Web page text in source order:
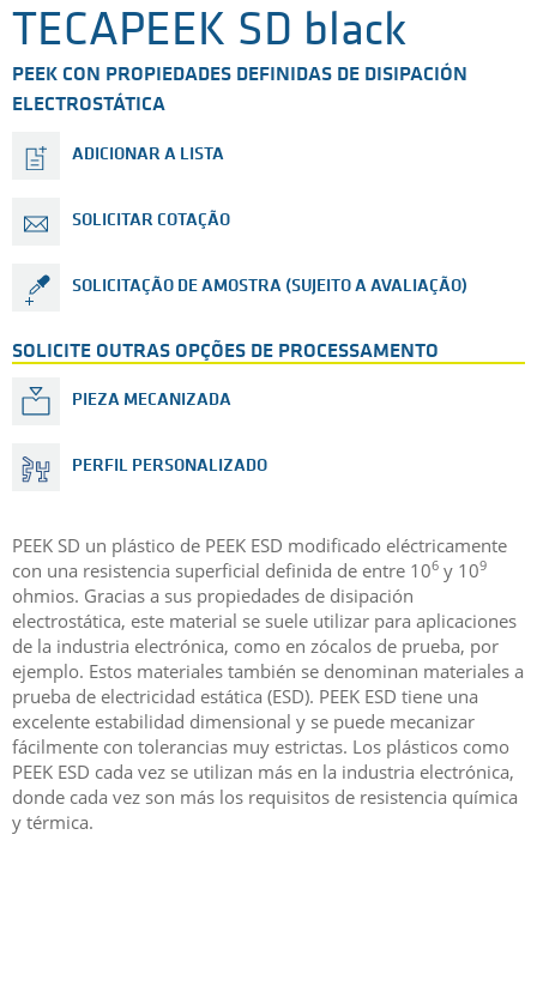
TECAPEEK SD black
PEEK CON PROPIEDADES DEFINIDAS DE DISIPACIÓN
ELECTROSTÁTICA
ADICIONAR A LISTA
SOLICITAR COTAÇÃO
SOLICITAÇÃO DE AMOSTRA (SUJEITO A AVALIAÇÃO)
SOLICITE OUTRAS OPÇÕES DE PROCESSAMENTO
PIEZA MECANIZADA
PERFIL PERSONALIZADO
PEEK SD un plástico de PEEK ESD modificado eléctricamente
con una resistencia superficial definida de entre 106 y 109
ohmios. Gracias a sus propiedades de disipación
electrostática, este material se suele utilizar para aplicaciones
de la industria electrónica, como en zócalos de prueba, por
ejemplo. Estos materiales también se denominan materiales a
prueba de electricidad estática (ESD). PEEK ESD tiene una
excelente estabilidad dimensional y se puede mecanizar
fácilmente con tolerancias muy estrictas. Los plásticos como
PEEK ESD cada vez se utilizan más en la industria electrónica,
donde cada vez son más los requisitos de resistencia química
y térmica.